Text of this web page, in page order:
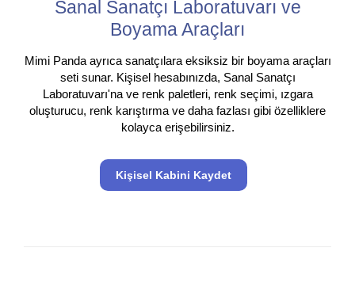
Sanal Sanatçı Laboratuvarı ve
Boyama Araçları
Mimi Panda ayrıca sanatçılara eksiksiz bir boyama araçları
seti sunar. Kişisel hesabınızda, Sanal Sanatçı
Laboratuvarı'na ve renk paletleri, renk seçimi, ızgara
oluşturucu, renk karıştırma ve daha fazlası gibi özelliklere
kolayca erişebilirsiniz.
Kişisel Kabini Kaydet